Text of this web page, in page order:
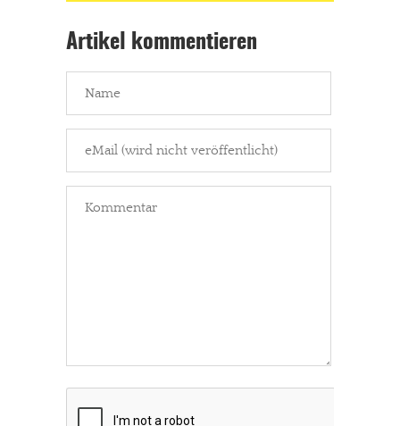
Artikel kommentieren